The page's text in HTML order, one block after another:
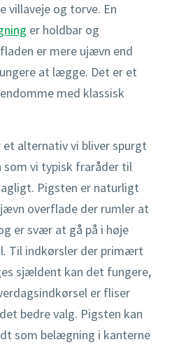
villaveje og torve. En
er holdbar og
er mere ujævn end
at lægge. Det er et
med klassisk
et alternativ vi bliver spurgt
vi typisk fraråder til
Pigsten er naturligt
overflade der rumler at
er svær at gå på i høje
Til indkørsler der primært
sjældent kan det fungere,
er fliser
bedre valg. Pigsten kan
som belægning i kanterne